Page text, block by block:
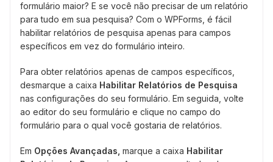
formulário maior? E se você não precisar de um relatório
para tudo em sua pesquisa? Com o WPForms, é fácil
habilitar relatórios de pesquisa apenas para campos
específicos em vez do formulário inteiro.
Para obter relatórios apenas de campos específicos,
desmarque a caixa Habilitar Relatórios de Pesquisa
nas configurações do seu formulário. Em seguida, volte
ao editor do seu formulário e clique no campo do
formulário para o qual você gostaria de relatórios.
Em Opções Avançadas, marque a caixa Habilitar